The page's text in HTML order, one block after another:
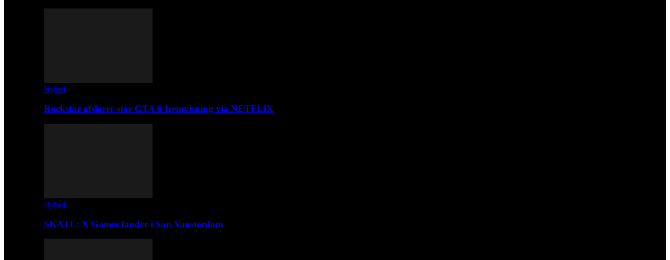
Nyhed
Rockstar afslører stor GTA 6-fremvisning via NETFLIX
Nyhed
SKATE: X Games lander i San Vansterdam